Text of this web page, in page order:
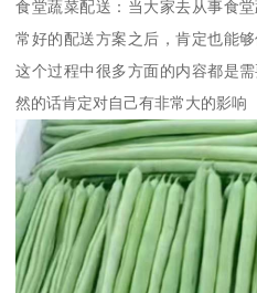
食堂蔬菜配送：当大家去从事食
常好的配送方案之后，肯定也能
这个过程中很多方面的内容都是
然的话肯定对自己有非常大的影响